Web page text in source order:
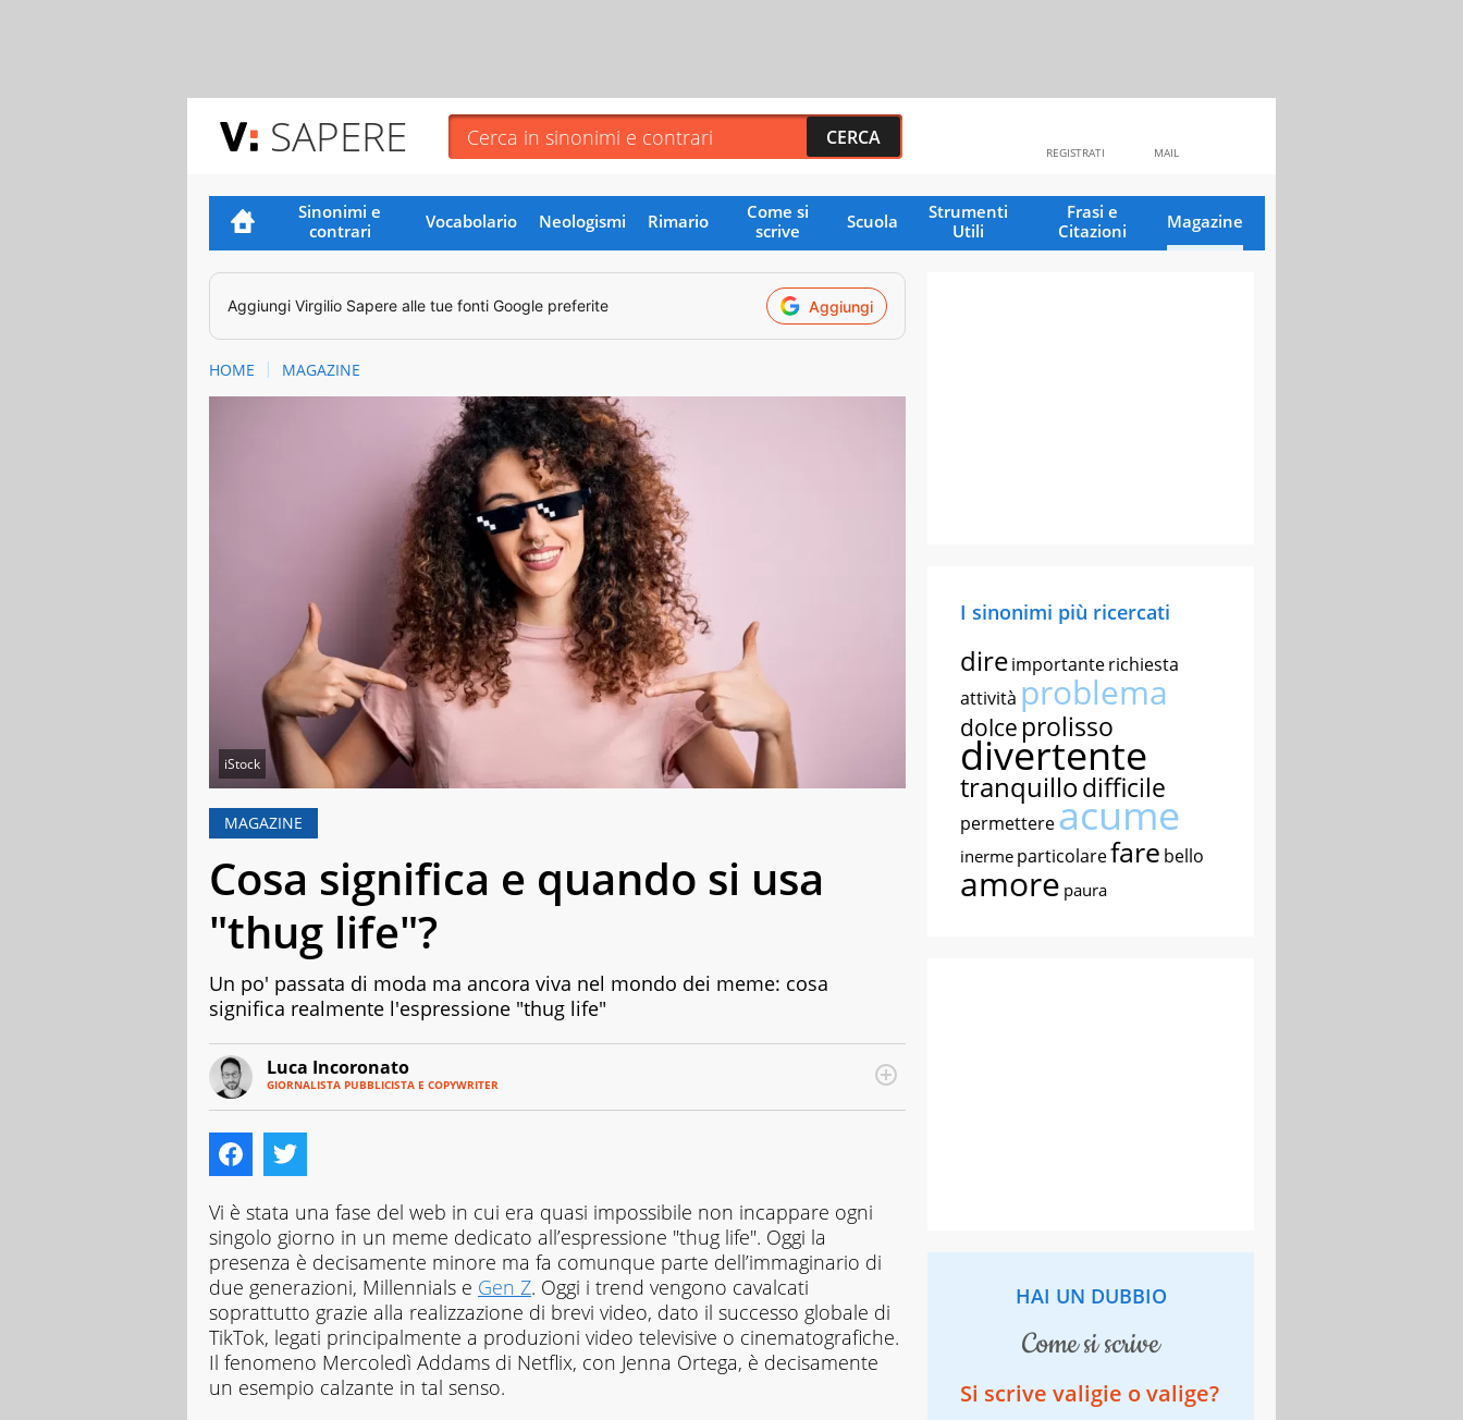
SAPERE MAIL
REGISTRATI
Sinonimi e
contrari
Vocabolario Neologismi Rimario
Come si
scrive
Scuola
Strumenti
Utili
Frasi e
Citazioni
Magazine
Aggiungi Virgilio Sapere alle tue fonti Google preferite Aggiungi
HOME MAGAZINE
iStock
MAGAZINE
Cosa significa e quando si usa
"thug life"?
Un po' passata di moda ma ancora viva nel mondo dei meme: cosa
significa realmente l'espressione "thug life"
Luca Incoronato
GIORNALISTA PUBBLICISTA E COPYWRITER
MAIL
INSTAGRAM
ed
esperto
amante
della
scrittura
in
tutti
i
suoi
aspetti.
Curioso
per
Vi è stata una fase del web in cui era quasi impossibile non incappare ogni
singolo giorno in un meme dedicato all’espressione "thug life". Oggi la
presenza è decisamente minore ma fa comunque parte dell’immaginario di
due generazioni, Millennials e Gen Z. Oggi i trend vengono cavalcati
soprattutto grazie alla realizzazione di brevi video, dato il successo globale di
TikTok, legati principalmente a produzioni video televisive o cinematografiche.
Il fenomeno Mercoledì Addams di Netflix, con Jenna Ortega, è decisamente
un esempio calzante in tal senso.
I sinonimi più ricercati
direimportanterichiesta
attività problema
dolce prolisso
divertente
tranquillodifficile
permettereacume
inerme particolarefare bello
amore paura
HAI UN DUBBIO
come si scrive
Si scrive valigie o valige?